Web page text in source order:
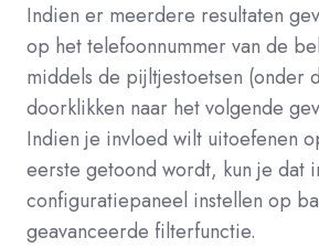
Indien er meerdere resultaten
op het telefoonnummer van de
middels de pijltjestoetsen (onder
doorklikken naar het volgende
Indien je invloed wilt uitoefenen
eerste getoond wordt, kun je dat
configuratiepaneel instellen op
geavanceerde filterfunctie.